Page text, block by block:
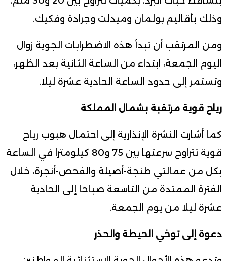
وذلك بأقاليم بولمان وميدلت وجرادة وفكيك.
ومن المرتقب أن تبدأ هذه الاضطرابات الجوية زوال
اليوم الجمعة، ابتداء من الساعة الثانية بعد الظهر،
وتستمر إلى حدود الساعة الحادية عشرة ليلا.
رياح قوية مرتقبة بشمال المملكة
كما أشارت النشرة الإنذارية إلى احتمال هبوب رياح
قوية تتراوح سرعتها بين 75 و80 كيلومترا في الساعة
بكل من عمالتي طنجة-أصيلة والفحص-أنجرة، خلال
الفترة الممتدة من التاسعة صباحا إلى الحادية
عشرة ليلا من يوم الجمعة.
دعوة إلى توخي الحيطة والحذر